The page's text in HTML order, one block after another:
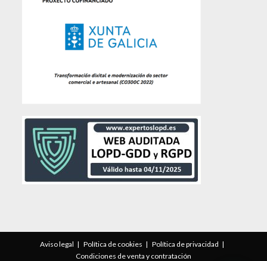
Aviso legal Política de cookies
Política de privacidad
Condiciones de venta y contratación